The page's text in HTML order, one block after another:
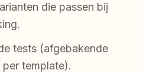
die passen bij
tests (afgebakende
template).